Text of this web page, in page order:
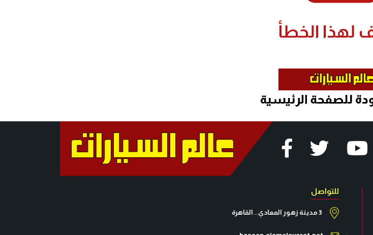
للتواصل
3 مدينة زهور المعادي.. القاهرة